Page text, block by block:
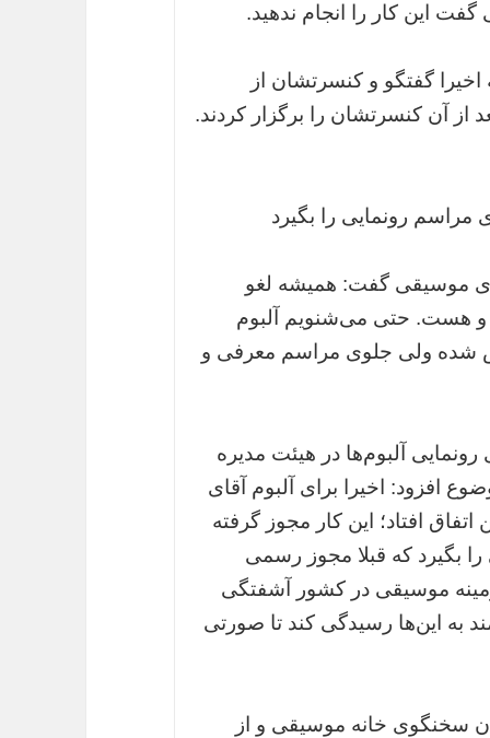
این کار را انجام ندهید.
گفتگو و کنسرتشان از
آن کنسرتشان را برگزار کردند.
رونمایی را بگیرد
موسیقی گفت: همیشه لغو
و هست. حتی می‌شنویم آلبوم
شده ولی جلوی مراسم معرفی و
آلبوم‌ها در هیئت مدیره
افزود: اخیرا برای آلبوم آقای
افتاد؛ این کار مجوز گرفته
بگیرد که قبلا مجوز رسمی
موسیقی در کشور آشفتگی
به این‌ها رسیدگی کند تا صورتی
سخنگوی خانه موسیقی و از